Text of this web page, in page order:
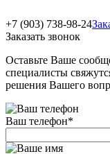
+7 (903) 738-98-24
Заказать звонок
Оставьте Ваше
специалисты
решения Вашего
Ваш телефон*